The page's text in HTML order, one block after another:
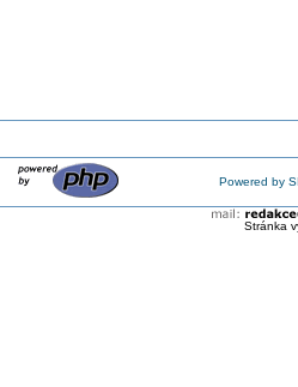
Powered by
Stránka